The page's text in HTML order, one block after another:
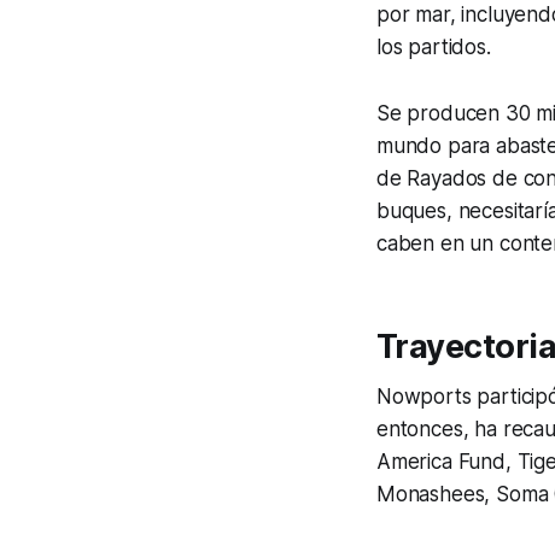
por mar,
los partidos.
Se producen 30
mundo para
de Rayados de
buques,
caben en un
Nowports
entonces, ha
America Fund,
Monashees,